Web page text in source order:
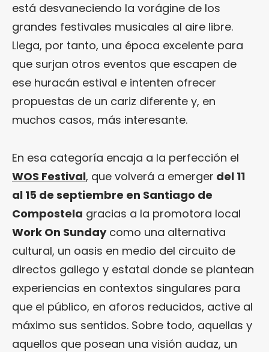
está desvaneciendo la vorágine de los
grandes festivales musicales al aire libre.
Llega, por tanto, una época excelente para
que surjan otros eventos que escapen de
ese huracán estival e intenten ofrecer
propuestas de un cariz diferente y, en
muchos casos, más interesante.
En esa categoría encaja a la perfección el
WOS Festival, que volverá a emerger del 11
al 15 de septiembre en Santiago de
Compostela gracias a la promotora local
Work On Sundaycomo una alternativa
cultural, un oasis en medio del circuito de
directos gallego y estatal donde se plantean
experiencias en contextos singulares para
que el público, en aforos reducidos, active al
máximo sus sentidos. Sobre todo, aquellas y
aquellos que posean una visión audaz, un